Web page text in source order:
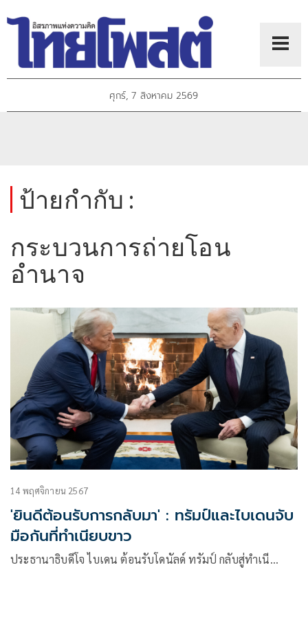
ศุกร์, 7 สิงหาคม 2569
ป้ายกำกับ :
กระบวนการถ่ายโอน
อำนาจ
14 พฤศจิกายน 2567
'ยินดีต้อนรับการกลับมา' : ทรัมป์และไบเดนจับ
มือกันที่ทำเนียบขาว
ประธานาธิบดีโจ ไบเดน ต้อนรับโดนัลด์ ทรัมป์ กลับสู่ทำเนี…